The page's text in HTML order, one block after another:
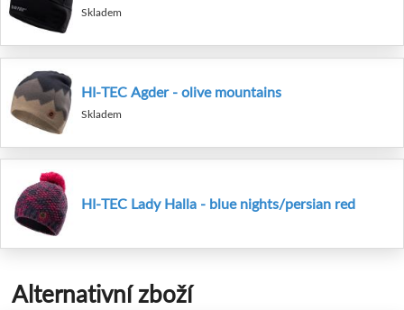
Skladem
HI-TEC Agder - olive mountains
Skladem
HI-TEC Lady Halla - blue nights/persian red
Alternativní zboží